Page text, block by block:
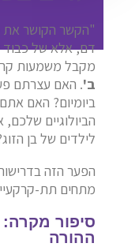
"הקשר הקושר את
דם, אלא של כבוד
מקבל משמעות
ב'. האם עצרתם
ביומיום? האם
הביולוגיים
לילדים של בן
הפער הזה
מתחים תת-
סיפור
ההורה